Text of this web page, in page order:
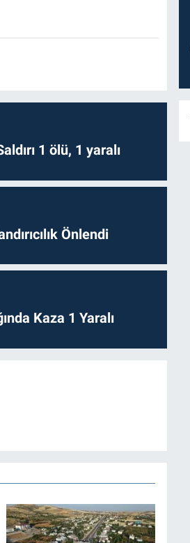
1 ölü, 1 yaralı
Önlendi
Kaza 1 Yaralı